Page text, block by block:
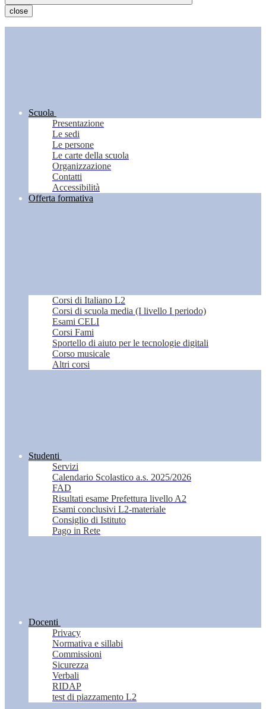
close
Scuola
Presentazione
Le sedi
Le persone
Le carte della scuola
Organizzazione
Contatti
Accessibilità
Offerta formativa
Corsi di Italiano L2
Corsi di scuola media (I livello I periodo)
Esami CELI
Corsi Fami
Sportello di aiuto per le tecnologie digitali
Corso musicale
Altri corsi
Studenti
Servizi
Calendario Scolastico a.s. 2025/2026
FAD
Risultati esame Prefettura livello A2
Esami conclusivi L2-materiale
Consiglio di Istituto
Pago in Rete
Docenti
Privacy
Normativa e sillabi
Commissioni
Sicurezza
Verbali
RIDAP
test di piazzamento L2